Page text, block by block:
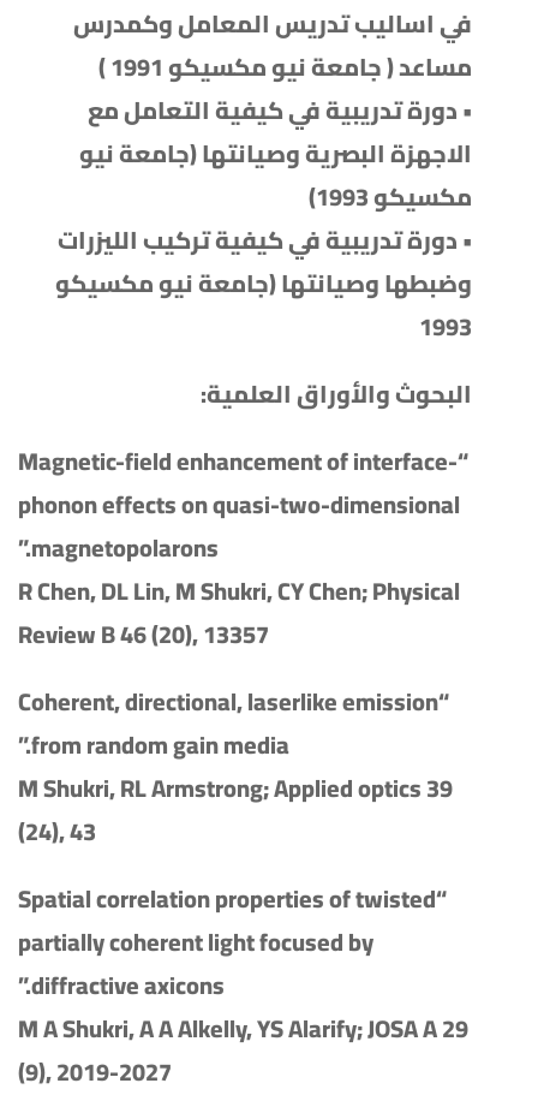
في اساليب تدريس المعامل وكمدرس
مساعد ( جامعة نيو مكسيكو 1991 )
• دورة تدريبية في كيفية التعامل مع
الاجهزة البصرية وصيانتها (جامعة نيو
مكسيكو 1993)
• دورة تدريبية في كيفية تركيب الليزرات
وضبطها وصيانتها (جامعة نيو مكسيكو
1993
البحوث والأوراق العلمية:
“Magnetic-field enhancement of interface-
phonon effects on quasi-two-dimensional
magnetopolarons.”
R Chen, DL Lin, M Shukri, CY Chen; Physical
Review B 46 (20), 13357
“Coherent, directional, laserlike emission
from random gain media.”
M Shukri, RL Armstrong; Applied optics 39
(24), 43
“Spatial correlation properties of twisted
partially coherent light focused by
diffractive axicons.”
M A Shukri, A A Alkelly, YS Alarify; JOSA A 29
(9), 2019-2027